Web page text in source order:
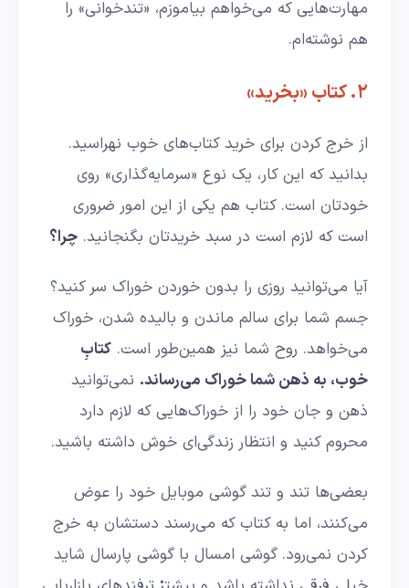
مهارت‌هایی که می‌خواهم بیاموزم، «تندخوانی» را
هم نوشته‌ام.
۲. کتاب «بخرید»
از خرج کردن برای خرید کتاب‌های خوب نهراسید.
بدانید که این کار، یک نوع «سرمایه‌گذاری» روی
خودتان است. کتاب هم یکی از این امور ضروری
است که لازم است در سبد خریدتان بگنجانید. چرا؟
آیا می‌توانید روزی را بدون خوردن خوراک سر کنید؟
جسم شما برای سالم ماندن و بالیده شدن، خوراک
می‌خواهد. روح شما نیز همین‌طور است. کتابِ
خوب، به ذهن شما خوراک می‌رساند. نمی‌توانید
ذهن و جان خود را از خوراک‌هایی که لازم دارد
محروم کنید و انتظار زندگی‌ای خوش داشته باشید.
بعضی‌ها تند و تند گوشی موبایل خود را عوض
می‌کنند، اما به کتاب که می‌رسند دستشان به خرج
کردن نمی‌رود. گوشی امسال با گوشی پارسال شاید